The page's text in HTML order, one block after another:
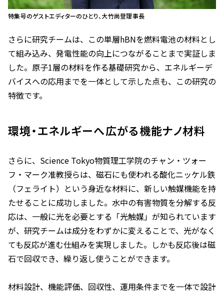
特集号のゲストエディターのひとり、大竹尚登理事長
さらに研究チームは、この単層hBNを燃料電池の材料とし
て組み込み、発電性能の向上につながることまで実証しま
した。原子1層の材料を作る基礎研究から、エネルギーデ
バイスへの応用までを一体として示した点も、この研究の
特徴です。
環境・エネルギーへ広がる機能ナノ材料
さらに、Science Tokyo物質理工学院のチャン・ツォー
フ・マーク准教授らは、磁石にも使われる酸化ニッケル鉄
（フェライト）という身近な材料に、新しい触媒機能を持
たせることに成功しました。水中の有害物質を分解する反
応は、一般に光を必要とする「光触媒」が知られています
が、研究チームは成分をわずかに変えることで、光がなく
ても反応が進む仕組みを実現しました。しかも反応後は磁
石で回収でき、繰り返し使うことができます。
材料設計、機能評価、回収性、運用条件までを一体で設計